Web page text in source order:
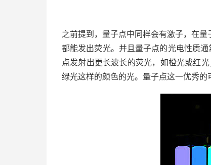
之前提到，量子点中同样会有激子，在
都能发出荧光。并且量子点的光电性质
点发射出更长波长的荧光，如橙光或红
绿光这样的颜色的光。量子点这一优秀的